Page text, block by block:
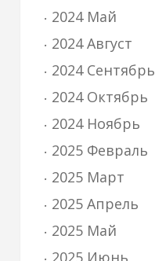
2024 Май
2024 Август
2024 Сентябрь
2024 Октябрь
2024 Ноябрь
2025 Февраль
2025 Март
2025 Апрель
2025 Май
2025 Июнь